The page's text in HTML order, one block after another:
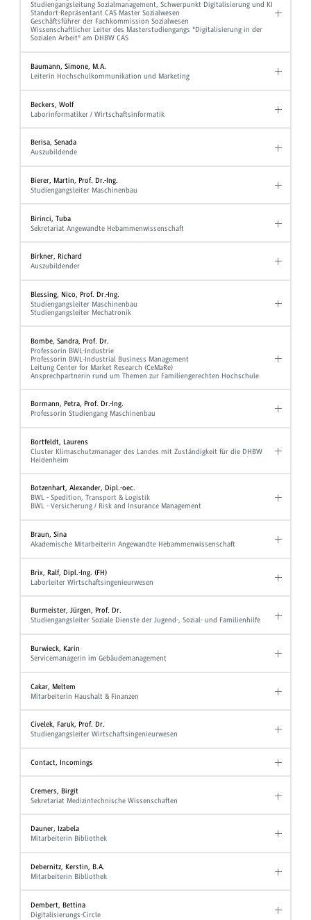
Studiengangsleitung Sozialmanagement, Schwerpunkt Digitalisierung und KI
Standort-Repräsentant CAS Master Sozialwesen
Geschäftsführer der Fachkommission Sozialwesen
Wissenschaftlicher Leiter des Masterstudiengangs "Digitalisierung in der
Sozialen Arbeit" am DHBW CAS
Baumann, Simone, M.A.
Leiterin Hochschulkommunikation und Marketing
Beckers, Wolf
Laborinformatiker / Wirtschaftsinformatik
Berisa, Senada
Auszubildende
Bierer, Martin, Prof. Dr.-Ing.
Studiengangsleiter Maschinenbau
Birinci, Tuba
Sekretariat Angewandte Hebammenwissenschaft
Birkner, Richard
Auszubildender
Blessing, Nico, Prof. Dr.-Ing.
Studiengangsleiter Maschinenbau
Studiengangsleiter Mechatronik
Bombe, Sandra, Prof. Dr.
Professorin BWL-Industrie
Professorin BWL-Industrial Business Management
Leitung Center for Market Research (CeMaRe)
Ansprechpartnerin rund um Themen zur Familiengerechten Hochschule
Bormann, Petra, Prof. Dr.-Ing.
Professorin Studiengang Maschinenbau
Bortfeldt, Laurens
Cluster Klimaschutzmanager des Landes mit Zuständigkeit für die DHBW
Heidenheim
Botzenhart, Alexander, Dipl.-oec.
BWL - Spedition, Transport & Logistik
BWL - Versicherung / Risk and Insurance Management
Braun, Sina
Akademische Mitarbeiterin Angewandte Hebammenwissenschaft
Brix, Ralf, Dipl.-Ing. (FH)
Laborleiter Wirtschaftsingenieurwesen
Burmeister, Jürgen, Prof. Dr.
Studiengangsleiter Soziale Dienste der Jugend-, Sozial- und Familienhilfe
Burwieck, Karin
Servicemanagerin im Gebäudemanagement
Cakar, Meltem
Mitarbeiterin Haushalt & Finanzen
Civelek, Faruk, Prof. Dr.
Studiengangsleiter Wirtschaftsingenieurwesen
Contact, Incomings
Cremers, Birgit
Sekretariat Medizintechnische Wissenschaften
Dauner, Izabela
Mitarbeiterin Bibliothek
Debernitz, Kerstin, B.A.
Mitarbeiterin Bibliothek
Dembert, Bettina
Digitalisierungs-Circle